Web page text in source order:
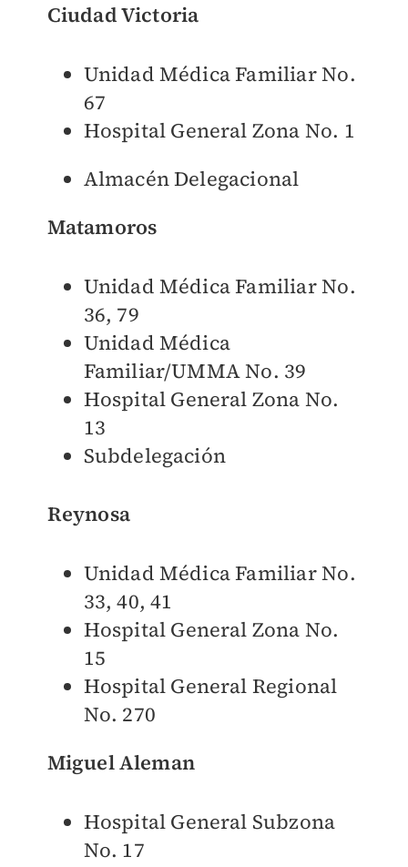
Ciudad Victoria
Unidad Médica Familiar No.
67
Hospital General Zona No. 1
Almacén Delegacional
Matamoros
Unidad Médica Familiar No.
36, 79
Unidad Médica
Familiar/UMMA No. 39
Hospital General Zona No.
13
Subdelegación
Reynosa
Unidad Médica Familiar No.
33, 40, 41
Hospital General Zona No.
15
Hospital General Regional
No. 270
Miguel Aleman
Hospital General Subzona
No. 17